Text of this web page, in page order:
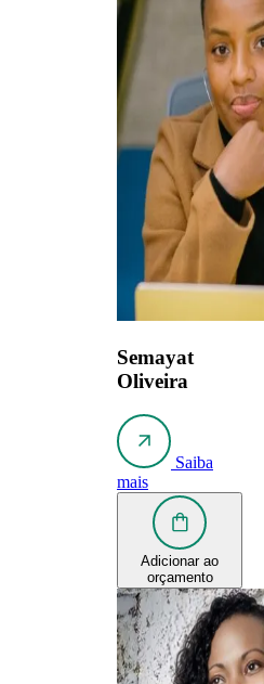
Semayat
Oliveira
Saiba
mais
Adicionar ao
orçamento